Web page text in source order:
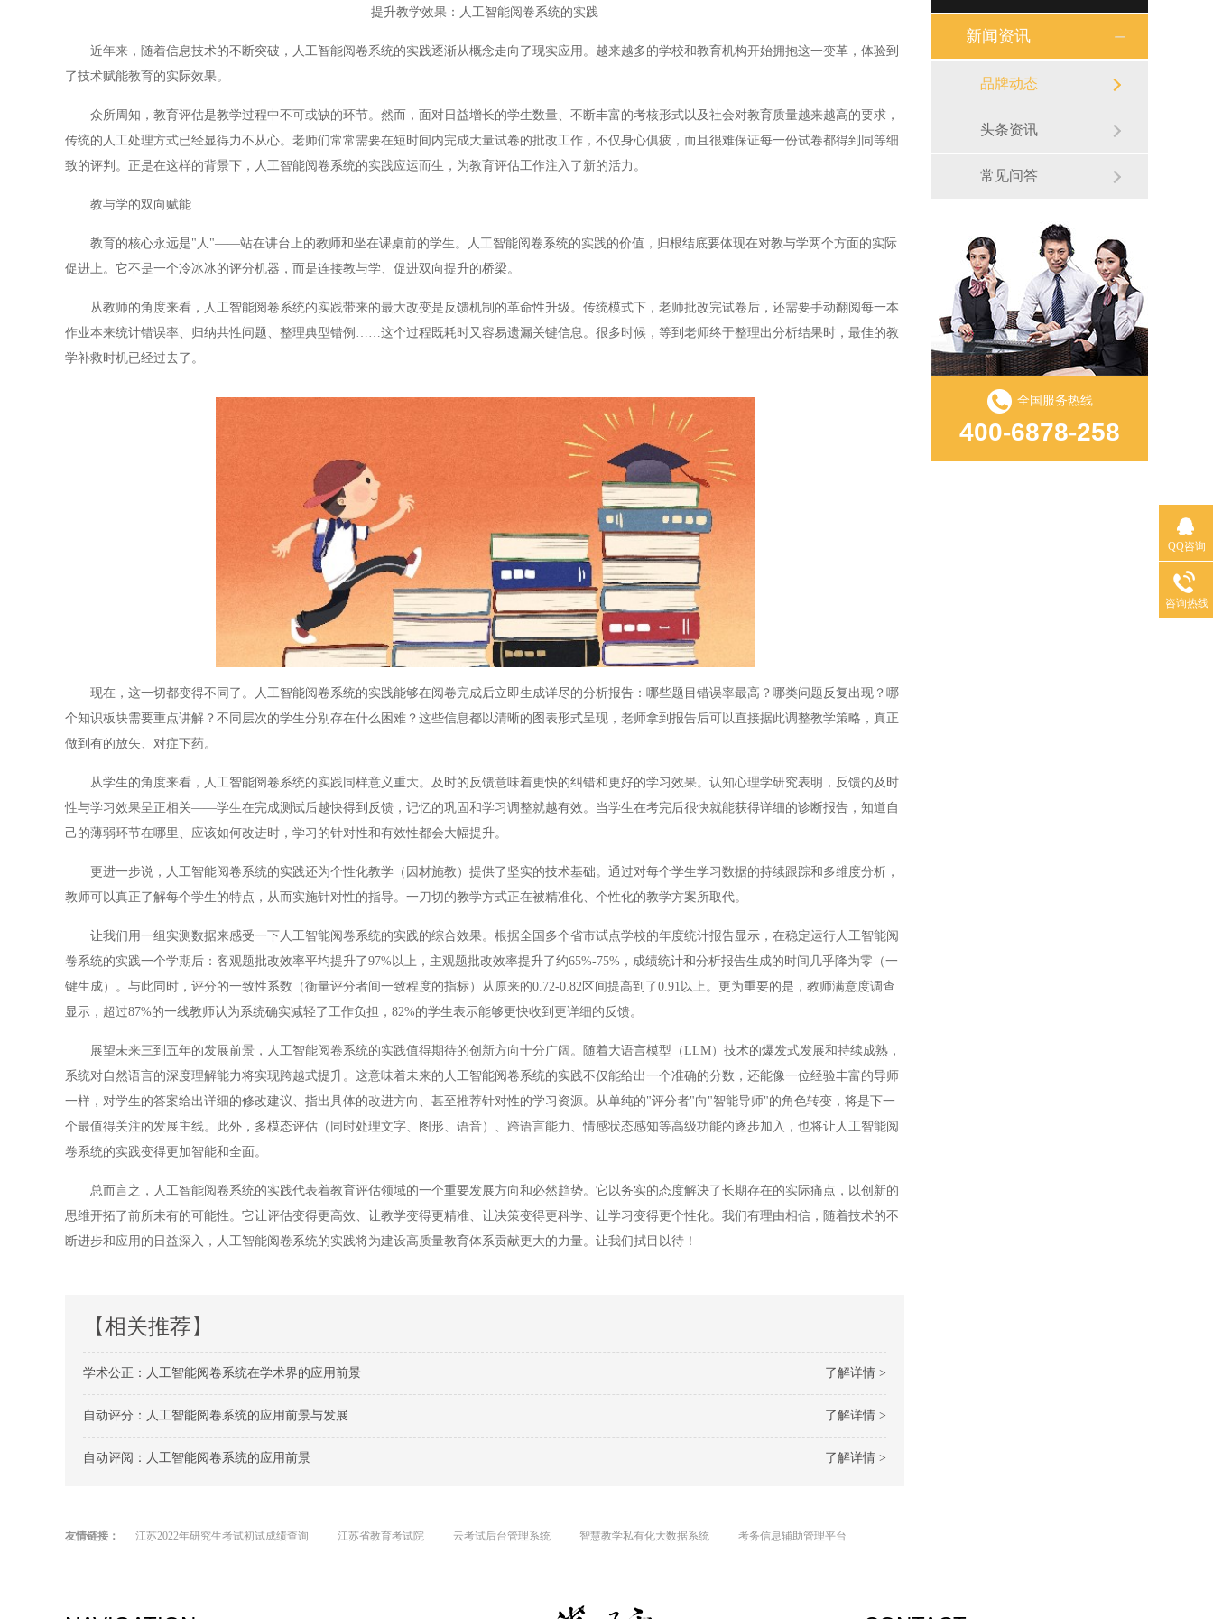
提升教学效果：人工智能阅卷系统的实践
近年来，随着信息技术的不断突破，人工智能阅卷系统的实践逐渐从概念走向了现实应用。越来越多的学校和教育机构开始拥抱这一变革，体验到
了技术赋能教育的实际效果。
众所周知，教育评估是教学过程中不可或缺的环节。然而，面对日益增长的学生数量、不断丰富的考核形式以及社会对教育质量越来越高的要求，
传统的人工处理方式已经显得力不从心。老师们常常需要在短时间内完成大量试卷的批改工作，不仅身心俱疲，而且很难保证每一份试卷都得到同等细
致的评判。正是在这样的背景下，人工智能阅卷系统的实践应运而生，为教育评估工作注入了新的活力。
教与学的双向赋能
教育的核心永远是"人"——站在讲台上的教师和坐在课桌前的学生。人工智能阅卷系统的实践的价值，归根结底要体现在对教与学两个方面的实际
促进上。它不是一个冷冰冰的评分机器，而是连接教与学、促进双向提升的桥梁。
从教师的角度来看，人工智能阅卷系统的实践带来的最大改变是反馈机制的革命性升级。传统模式下，老师批改完试卷后，还需要手动翻阅每一本
作业本来统计错误率、归纳共性问题、整理典型错例……这个过程既耗时又容易遗漏关键信息。很多时候，等到老师终于整理出分析结果时，最佳的教
学补救时机已经过去了。
现在，这一切都变得不同了。人工智能阅卷系统的实践能够在阅卷完成后立即生成详尽的分析报告：哪些题目错误率最高？哪类问题反复出现？哪
个知识板块需要重点讲解？不同层次的学生分别存在什么困难？这些信息都以清晰的图表形式呈现，老师拿到报告后可以直接据此调整教学策略，真正
做到有的放矢、对症下药。
从学生的角度来看，人工智能阅卷系统的实践同样意义重大。及时的反馈意味着更快的纠错和更好的学习效果。认知心理学研究表明，反馈的及时
性与学习效果呈正相关——学生在完成测试后越快得到反馈，记忆的巩固和学习调整就越有效。当学生在考完后很快就能获得详细的诊断报告，知道自
己的薄弱环节在哪里、应该如何改进时，学习的针对性和有效性都会大幅提升。
更进一步说，人工智能阅卷系统的实践还为个性化教学（因材施教）提供了坚实的技术基础。通过对每个学生学习数据的持续跟踪和多维度分析，
教师可以真正了解每个学生的特点，从而实施针对性的指导。一刀切的教学方式正在被精准化、个性化的教学方案所取代。
让我们用一组实测数据来感受一下人工智能阅卷系统的实践的综合效果。根据全国多个省市试点学校的年度统计报告显示，在稳定运行人工智能阅
卷系统的实践一个学期后：客观题批改效率平均提升了97%以上，主观题批改效率提升了约65%-75%，成绩统计和分析报告生成的时间几乎降为零（一
键生成）。与此同时，评分的一致性系数（衡量评分者间一致程度的指标）从原来的0.72-0.82区间提高到了0.91以上。更为重要的是，教师满意度调查
显示，超过87%的一线教师认为系统确实减轻了工作负担，82%的学生表示能够更快收到更详细的反馈。
展望未来三到五年的发展前景，人工智能阅卷系统的实践值得期待的创新方向十分广阔。随着大语言模型（LLM）技术的爆发式发展和持续成熟，
系统对自然语言的深度理解能力将实现跨越式提升。这意味着未来的人工智能阅卷系统的实践不仅能给出一个准确的分数，还能像一位经验丰富的导师
一样，对学生的答案给出详细的修改建议、指出具体的改进方向、甚至推荐针对性的学习资源。从单纯的"评分者"向"智能导师"的角色转变，将是下一
个最值得关注的发展主线。此外，多模态评估（同时处理文字、图形、语音）、跨语言能力、情感状态感知等高级功能的逐步加入，也将让人工智能阅
卷系统的实践变得更加智能和全面。
总而言之，人工智能阅卷系统的实践代表着教育评估领域的一个重要发展方向和必然趋势。它以务实的态度解决了长期存在的实际痛点，以创新的
思维开拓了前所未有的可能性。它让评估变得更高效、让教学变得更精准、让决策变得更科学、让学习变得更个性化。我们有理由相信，随着技术的不
断进步和应用的日益深入，人工智能阅卷系统的实践将为建设高质量教育体系贡献更大的力量。让我们拭目以待！
【相关推荐】
了解详情 >
学术公正：人工智能阅卷系统在学术界的应用前景
了解详情 >
自动评分：人工智能阅卷系统的应用前景与发展
了解详情 >
自动评阅：人工智能阅卷系统的应用前景
新闻资讯
品牌动态
头条资讯
常见问答
全国服务热线
400-6878-258
友情链接： 江苏2022年研究生考试初试成绩查询 江苏省教育考试院 云考试后台管理系统 智慧教学私有化大数据系统 考务信息辅助管理平台
QQ咨询
咨询热线